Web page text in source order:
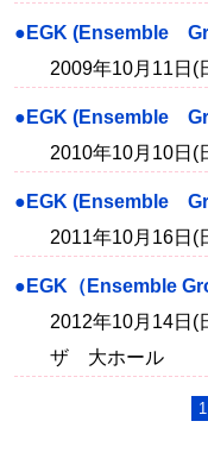
●EGK (Ensemble
2009年10月11日
●EGK (Ensemble
2010年10月10日
●EGK (Ensemble
2011年10月16日
●EGK（Ensemble
2012年10月14
ザ 大ホール
1